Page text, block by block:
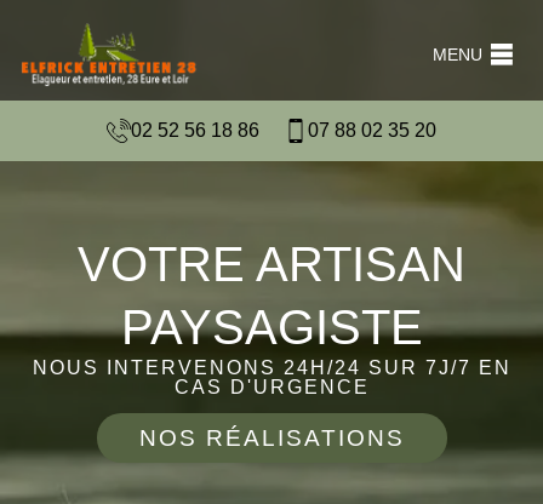
MENU
02 52 56 18 86 07 88 02 35 20
VOTRE ARTISAN
PAYSAGISTE
NOUS INTERVENONS 24H/24 SUR 7J/7 EN
CAS D'URGENCE
NOS RÉALISATIONS